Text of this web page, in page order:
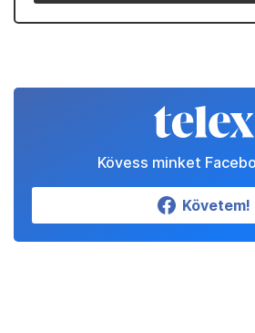
Kövess minket
Követem!